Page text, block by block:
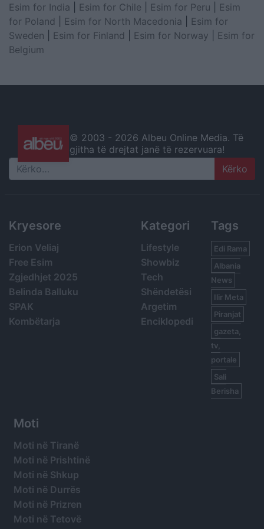
Esim for India
Esim for Chile Esim for Peru
Esim
for Poland
Esim for North Macedonia
Esim for
Sweden
Esim for Finland Esim for Norway
Esim for
Belgium
© 2003 - 2026 Albeu Online Media. Të
gjitha të drejtat janë të rezervuara!
Search
Kryesore
Erion Veliaj
Free Esim
Zgjedhjet 2025
Belinda Balluku
SPAK
Kombëtarja
Kategori
Lifestyle
Showbiz
Tech
Shëndetësi
Argetim
Enciklopedi
Tags
Edi Rama
Albania
News
Ilir Meta
Piranjat
gazeta,
tv,
portale
Sali
Berisha
Moti
Moti në Tiranë
Moti në Prishtinë
Moti në Shkup
Moti në Durrës
Moti në Prizren
Moti në Tetovë